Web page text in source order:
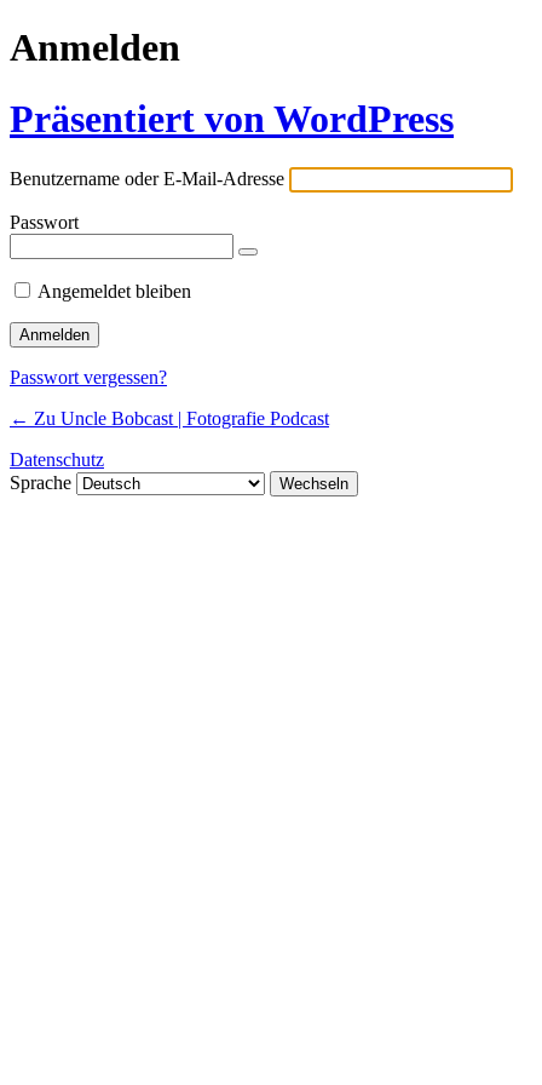
Anmelden
Präsentiert von WordPress
Benutzername oder E-Mail-Adresse
Passwort
Angemeldet bleiben
Passwort vergessen?
← Zu Uncle Bobcast | Fotografie Podcast
Datenschutz
Sprache